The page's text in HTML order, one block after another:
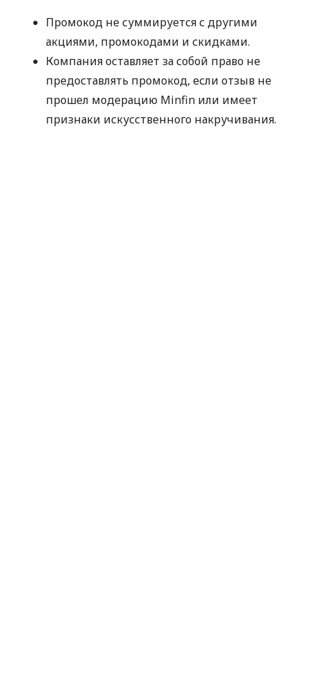
Промокод не суммируется с другими
акциями, промокодами и скидками.
Компания оставляет за собой право не
предоставлять промокод, если отзыв не
прошел модерацию Minfin или имеет
признаки искусственного накручивания.